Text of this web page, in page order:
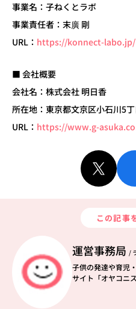
事業名：子ねくとラボ
事業責任者：末廣 剛
URL： https://konnect-labo.jp/
■ 会社概要
会社名：株式会社 明日香
所在地：東京都文京区小石川5
URL： https://www.g-
この記事
運営事務局 /
子供の発達や育児
サイト「オヤコニ